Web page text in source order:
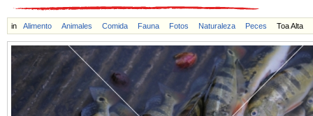
in Alimento Animales Comida Fauna Fotos Naturaleza Peces Toa Alta